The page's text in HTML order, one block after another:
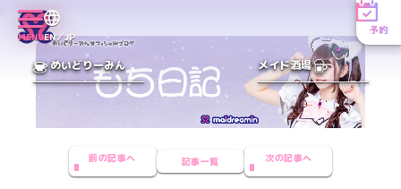
MENUEN／JP
予約
めいどりーみん メイド酒場
前の記事へ 記事一覧 次の記事へ